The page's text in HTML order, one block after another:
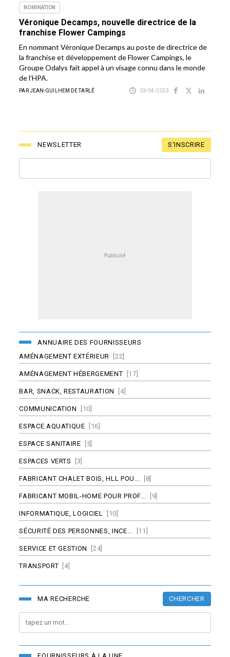
NOMINATION
Véronique Decamps, nouvelle directrice de la
franchise Flower Campings
En nommant Véronique Decamps au poste de directrice de
la franchise et développement de Flower Campings, le
Groupe Odalys fait appel à un visage connu dans le monde
de l’HPA.
PAR JEAN-GUILHEM DE TARLÉ 03/04/2023
NEWSLETTER S'INSCRIRE
ANNUAIRE DES FOURNISSEURS
AMÉNAGEMENT EXTÉRIEUR
[22]
AMÉNAGEMENT HÉBERGEMENT [17]
BAR, SNACK, RESTAURATION [4]
COMMUNICATION [10]
ESPACE AQUATIQUE [16]
ESPACE SANITAIRE [5]
ESPACES VERTS [3]
FABRICANT CHALET BOIS, HLL POU... [8]
FABRICANT MOBIL-HOME POUR PROF... [9]
INFORMATIQUE, LOGICIEL [10]
SÉCURITÉ DES PERSONNES, INCE... [11]
SERVICE ET GESTION [24]
TRANSPORT [4]
MA RECHERCHE CHERCHER